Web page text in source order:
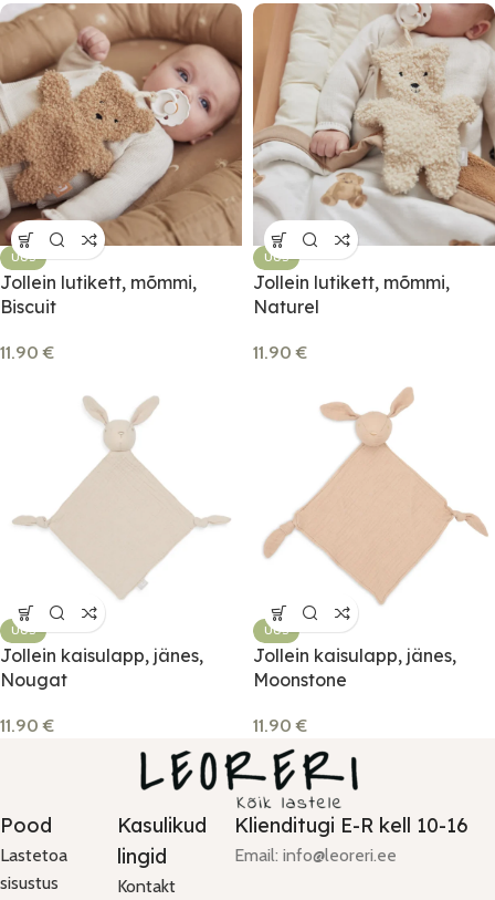
UUS
Jollein lutikett, mõmmi,
Biscuit
11.90€
UUS
Jollein lutikett, mõmmi,
Naturel
11.90€
UUS
Jollein kaisulapp, jänes,
Nougat
11.90€
UUS
Jollein kaisulapp, jänes,
Moonstone
11.90€
Pood
Lastetoa
sisustus
Kasulikud
lingid
Kontakt
Klienditugi E-R kell 10-16
Email: info@leoreri.ee